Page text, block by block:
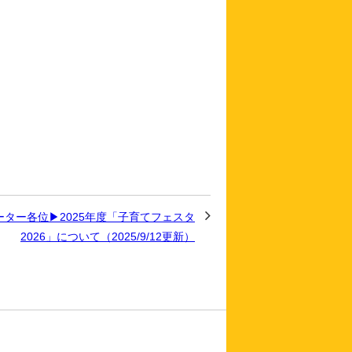
ター各位▶2025年度「子育てフェスタ
2026」について（2025/9/12更新）